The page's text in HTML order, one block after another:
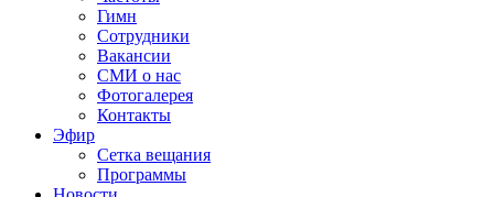
Гимн
Сотрудники
Вакансии
СМИ о нас
Фотогалерея
Контакты
Эфир
Сетка вещания
Программы